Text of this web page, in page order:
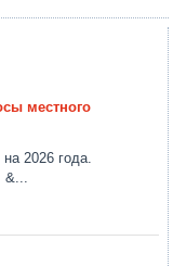
местного
2026 года.